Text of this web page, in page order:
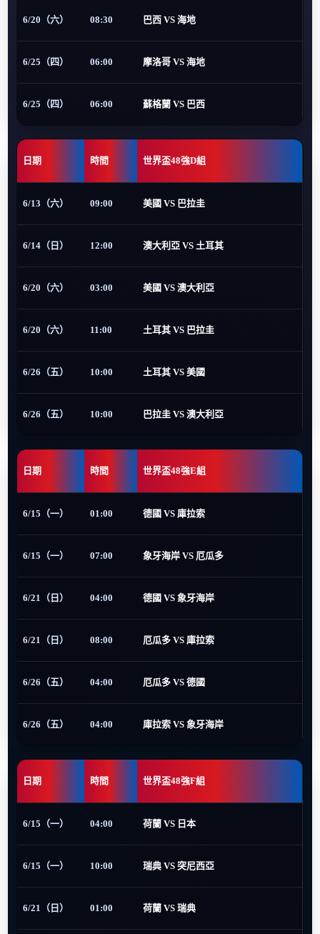
6/20（六） 08:30 巴西 VS 海地
6/25（四） 06:00 摩洛哥 VS 海地
6/25（四） 06:00 蘇格蘭 VS 巴西
日期 時間 世界盃48強D組
6/13（六） 09:00 美國 VS 巴拉圭
6/14（日） 12:00 澳大利亞 VS 土耳其
6/20（六） 03:00 美國 VS 澳大利亞
6/20（六） 11:00 土耳其 VS 巴拉圭
6/26（五） 10:00 土耳其 VS 美國
6/26（五） 10:00 巴拉圭 VS 澳大利亞
日期 時間 世界盃48強E組
6/15（一） 01:00 德國 VS 庫拉索
6/15（一） 07:00 象牙海岸 VS 厄瓜多
6/21（日） 04:00 德國 VS 象牙海岸
6/21（日） 08:00 厄瓜多 VS 庫拉索
6/26（五） 04:00 厄瓜多 VS 德國
6/26（五） 04:00 庫拉索 VS 象牙海岸
日期 時間 世界盃48強F組
6/15（一） 04:00 荷蘭 VS 日本
6/15（一） 10:00 瑞典 VS 突尼西亞
6/21（日） 01:00 荷蘭 VS 瑞典